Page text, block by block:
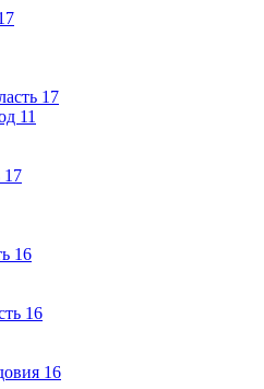
17
11
17
16
16
16